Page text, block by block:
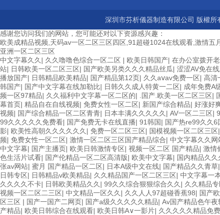
深圳市芬析儀器制造有限公司 版權
感谢您访问我们的网站，您可能还对以下资源感兴趣：
欧美成精品视频,天码av一区二区三区四区,91超碰1024在线观看,激情
亚洲一区二区三区
中文字幕久久 | 久久噜噜色综合一区二区 | 欧美日韩国产| 在办公室拨开
站| 日韩欧美一区二区三区| 国产欧美另类久久久精品丝瓜| 涩涩AV免在
播放国产| 日韩精品欧美精品| 国产精品第12页| 久久aⅴav免费一区| 高清
韩国产| 国产中文字幕在线加勒比| 日韩久久成人特黄一二区| 成年免费A
频一区97精品| 久久福利中文字幕一区二区的| .国产.欧美一区二区三区|
幕首页| 精品自在自线视频| 免费女性一区二区| 新国产综合精品| 好涨好
视频| 国产综合精品一区二区青青| 日本丰满久久久久久 | AV一区二三区|
99久久久久久免费看| 国产免费无卡在线直播| 91韩国| 国产热re99久久6
影| 欧美性高朝久久久久久久 | 免费一区二区三区| 国模视频一区二区三区
频| 免费女性一区二区| 激情一区二区三区国产精品综合| 中文字幕久久网
中文字幕| 国产主播页| 欧美日韩激情专区| 视频一区二区 国产精品| 激情
色生活片试看| 国产伦精品一区二区高清版| 欧美中文字幕| 国内精品久
张av网站| 蜜月 国产精品一区二区| 日本A级中文在线| 国产精品久久青草
日韩专区| 日韩精品v欧美精品| 久久精品国产一区二区三区| 中文字幕一
久久久久不卡| 日韩欧美精品久久 | 99久久综合狠狠综合久久 | 久久精品
视频一区二区二三区| 中文精品一区久久 | 久久人人97超碰香蕉98| 国产
区三区 | 国产一国产二网页| 国产a级久久久久久精品| Av国产精品色午夜
产精品| 欧美日韩综合在线观看| 欧美日韩A∨一影片| 久久久久久精品免费